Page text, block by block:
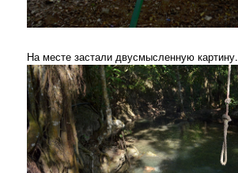
На месте застали двусмысленную картину.